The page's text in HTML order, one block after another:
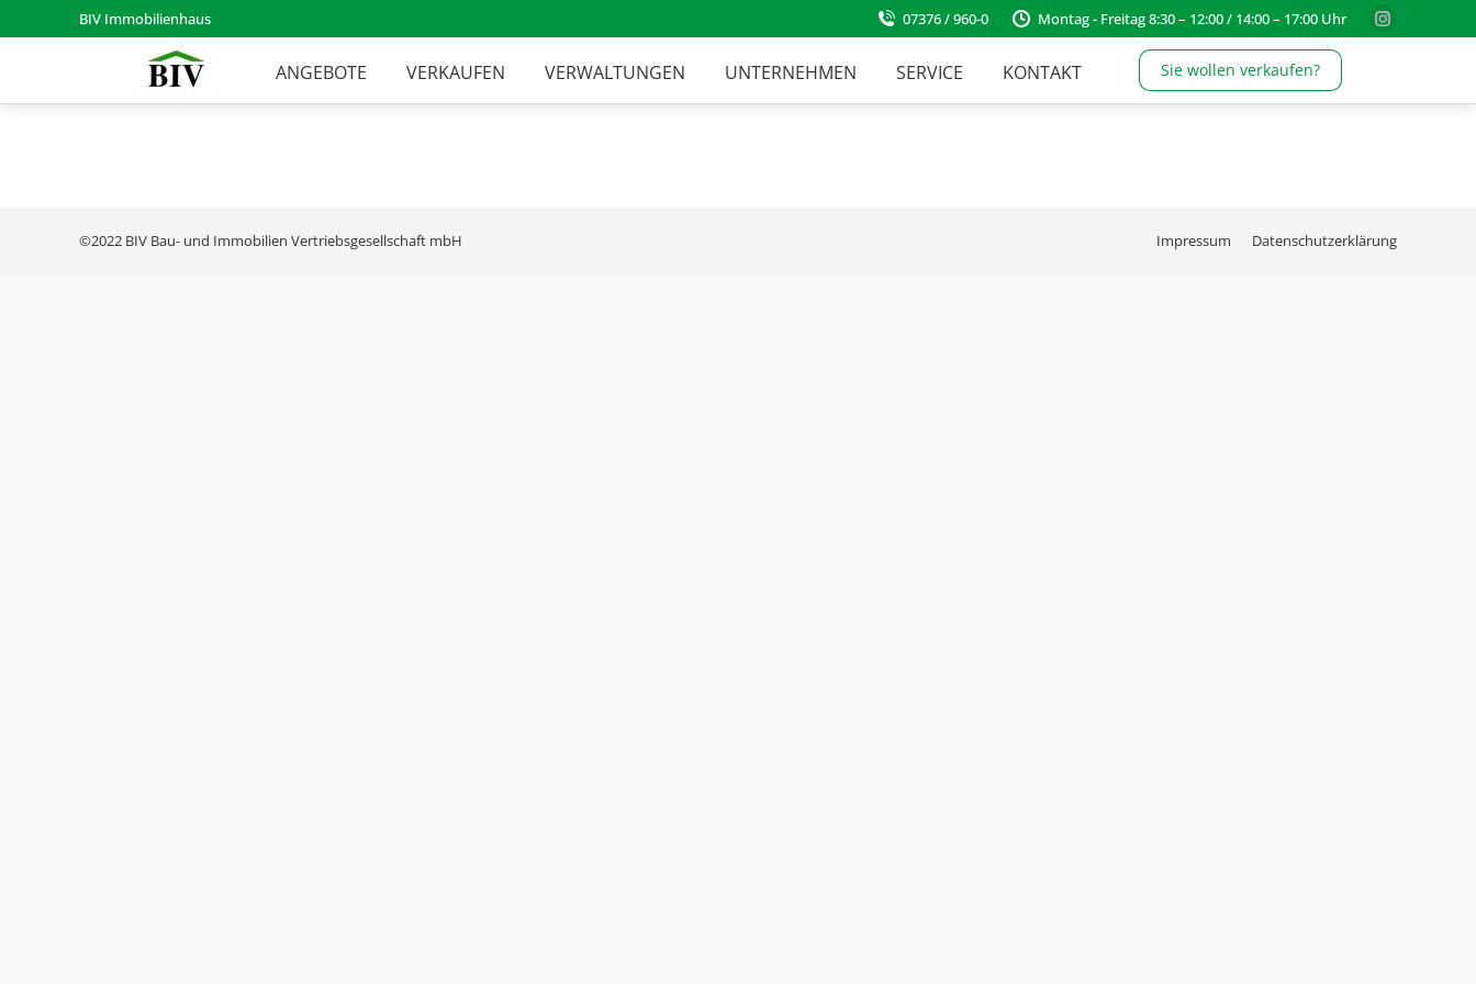
BIV Immobilienhaus 07376 / 960-0 Montag - Freitag 8:30 – 12:00 / 14:00 – 17:00 Uhr
Instagram
ANGEBOTE VERKAUFEN VERWALTUNGEN UNTERNEHMEN SERVICE KONTAKT Sie wollen verkaufen?
©2022 BIV Bau- und Immobilien Vertriebsgesellschaft mbH Impressum Datenschutzerklärung